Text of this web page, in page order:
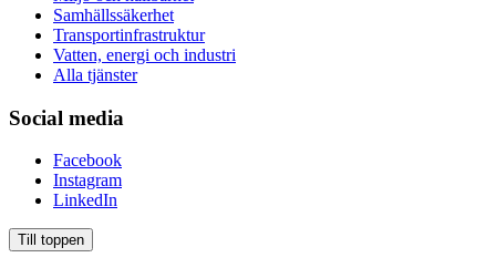
Samhällssäkerhet
Transportinfrastruktur
Vatten, energi och industri
Alla tjänster
Social media
Facebook
Instagram
LinkedIn
Till toppen